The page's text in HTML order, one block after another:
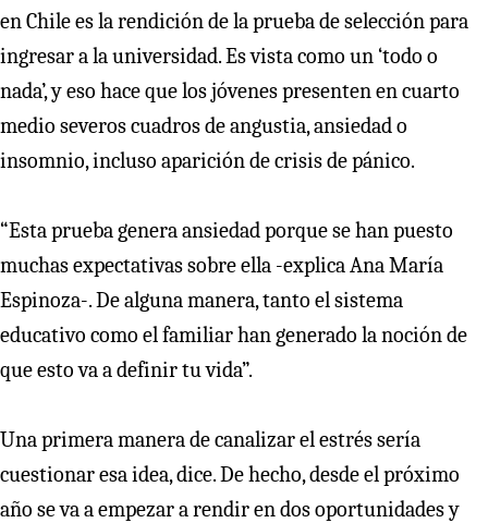
en Chile es la rendición de la prueba de selección para
ingresar a la universidad. Es vista como un ‘todo o
nada’, y eso hace que los jóvenes presenten en cuarto
medio severos cuadros de angustia, ansiedad o
insomnio, incluso aparición de crisis de pánico.
“Esta prueba genera ansiedad porque se han puesto
muchas expectativas sobre ella -explica Ana María
Espinoza-. De alguna manera, tanto el sistema
educativo como el familiar han generado la noción de
que esto va a definir tu vida”.
Una primera manera de canalizar el estrés sería
cuestionar esa idea, dice. De hecho, desde el próximo
año se va a empezar a rendir en dos oportunidades y